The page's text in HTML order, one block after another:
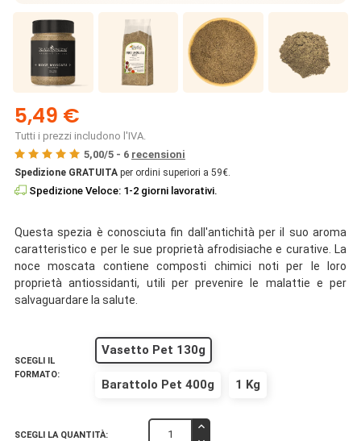
5,49 €
Tutti i prezzi includono l'IVA.
5,00/5 - 6 recensioni
Spedizione GRATUITA per ordini superiori a 59€.
Spedizione Veloce: 1-2 giorni lavorativi.
Questa spezia è conosciuta fin dall'antichità per il suo aroma
caratteristico e per le sue proprietà afrodisiache e curative. La
noce moscata contiene composti chimici noti per le loro
proprietà antiossidanti, utili per prevenire le malattie e per
salvaguardare la salute.
SCEGLI IL
FORMATO:
Vasetto Pet 130g
Barattolo Pet 400g 1 Kg
SCEGLI LA QUANTITÀ: